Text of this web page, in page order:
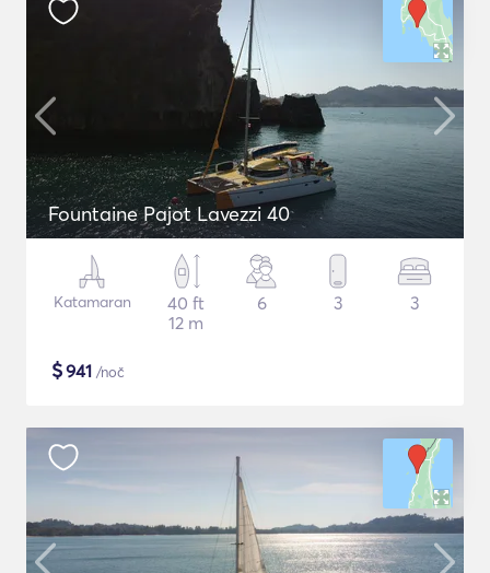
Fountaine Pajot Lavezzi 40
Katamaran
40 ft
12 m
6 3 3
$941 /noč